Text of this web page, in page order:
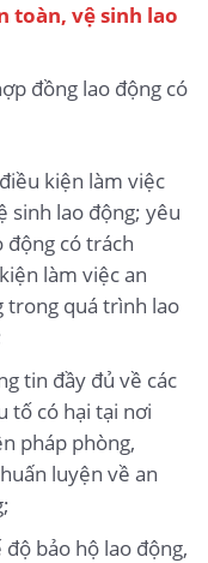
toàn, vệ sinh lao
đồng lao động có
kiện làm việc
sinh lao động; yêu
động có trách
làm việc an
trong quá trình lao
tin đầy đủ về các
tố có hại tại nơi
pháp phòng,
luyện về an
bảo hộ lao động,